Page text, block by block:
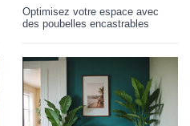
Optimisez votre espace avec
des poubelles encastrables